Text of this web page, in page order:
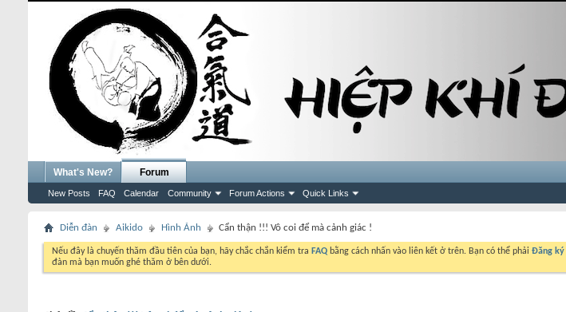
What's New? Forum
New Posts FAQ Calendar Community Forum Actions Quick Links
Diễn đàn Aikido Hình Ảnh Cẩn thận !!! Vô coi để mà cảnh giác !
Nếu đây là chuyến thăm đầu tiên của bạn, hãy chắc chắn kiểm tra FAQ bằng cách nhấn vào liên kết ở trên. Bạn có thể phải Đăng ký
đàn mà bạn muốn ghé thăm ở bên dưới.